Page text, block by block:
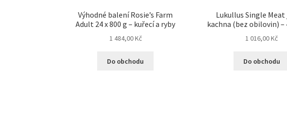
Výhodné balení Rosie’s Farm
Adult 24 x 800 g – kuřecí a ryby
1 484,00Kč
Do obchodu
Lukullus Single Meat
kachna (bez obilovin) –
1 016,00Kč
Do obchodu